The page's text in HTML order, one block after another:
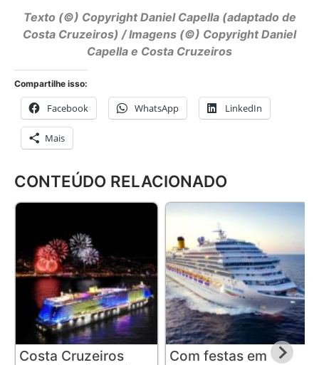
Texto (©) Copyright Daniel Capella (adaptado de
Costa Cruzeiros) / Imagens (©) Copyright Daniel
Capella e Costa Cruzeiros
Compartilhe isso:
Facebook WhatsApp LinkedIn
Mais
CONTEÚDO RELACIONADO
Costa Cruzeiros
Com festas em